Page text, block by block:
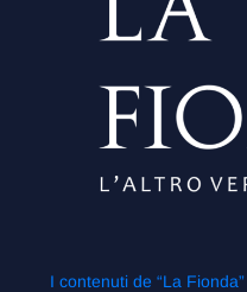
I contenuti de “La Fionda”